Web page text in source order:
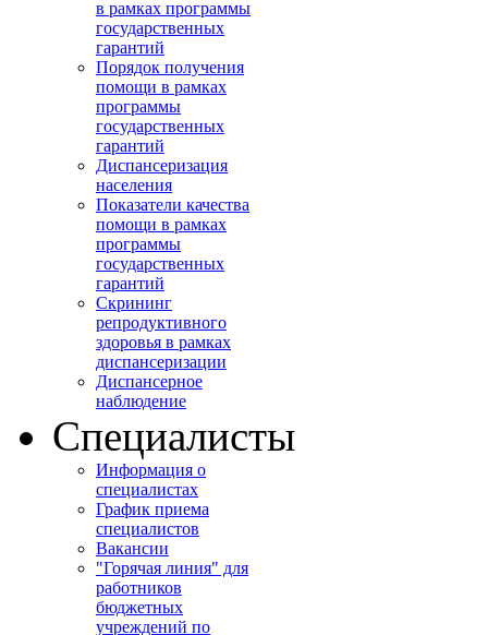
в рамках программы
государственных
гарантий
Порядок получения
помощи в рамках
программы
государственных
гарантий
Диспансеризация
населения
Показатели качества
помощи в рамках
программы
государственных
гарантий
Скрининг
репродуктивного
здоровья в рамках
диспансеризации
Диспансерное
наблюдение
Специалисты
Информация о
специалистах
График приема
специалистов
Вакансии
"Горячая линия" для
работников
бюджетных
учреждений по